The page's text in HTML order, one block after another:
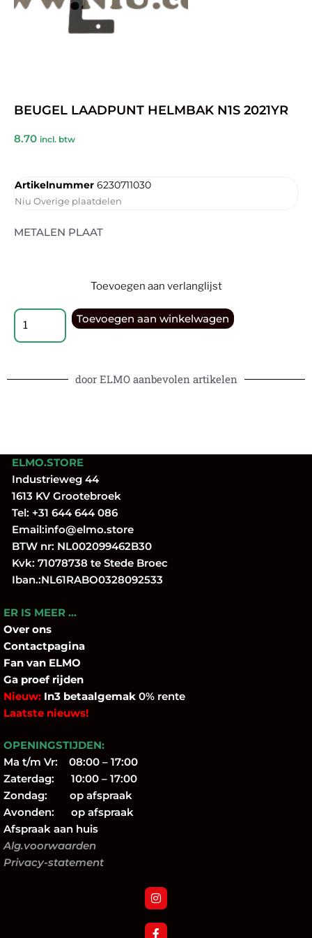
BEUGEL LAADPUNT HELMBAK N1S 2021YR
8.70 incl. btw
Artikelnummer 6230711030
Niu Overige plaatdelen
METALEN PLAAT
Toevoegen aan verlanglijst
Toevoegen aan winkelwagen
door ELMO aanbevolen artikelen
ELMO.STORE
Industrieweg 44
1613 KV Grootebroek
Tel: +31 644 644 086
Email:info@elmo.store
BTW nr: NL002099462B30
Kvk: 71078738 te Stede Broec
Iban.:NL61RABO0328092533
ER IS MEER …
Over ons
Contactpagina
Fan van ELMO
Ga proef rijden
Nieuw: In3 betaalgemak 0% rente
Laatste nieuws!
OPENINGSTIJDEN:
Ma t/m Vr: 08:00 – 17:00
Zaterdag: 10:00 – 17:00
Zondag: op afspraak
Avonden: op afspraak
Afspraak aan huis
Alg.voorwaarden
Privacy-statement